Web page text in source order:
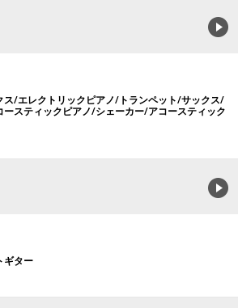
ス/エレクトリックピアノ/トランペット/サックス/
スティックピアノ/シェーカー/アコースティック
ギター